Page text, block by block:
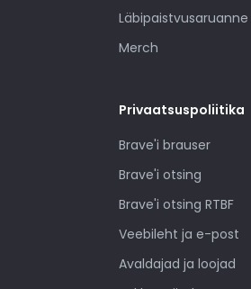
Läbipaistvusaruanne
Merch
Privaatsuspoliitika
Brave'i brauser
Brave'i otsing
Brave'i otsing RTBF
Veebileht ja e-post
Avaldajad ja loojad